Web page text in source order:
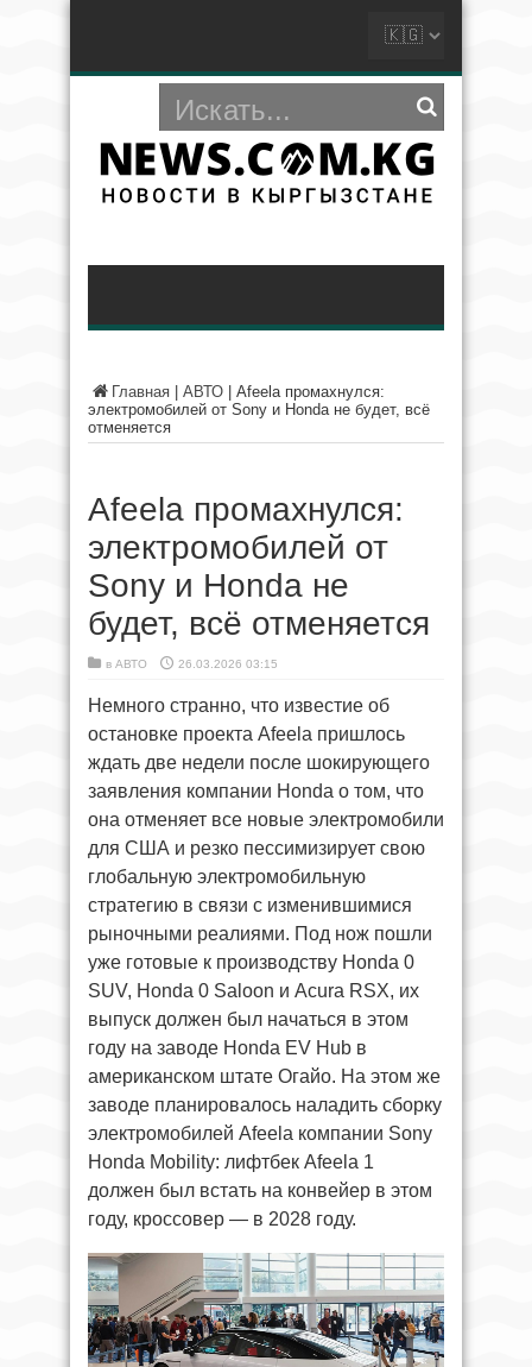
Главная АВТО
Afeela промахнулся:
электромобилей от Sony и Honda не будет, всё
отменяется
Afeela промахнулся:
электромобилей от
Sony и Honda не
будет, всё отменяется
в АВТО 26.03.2026 03:15
Немного странно, что известие об
остановке проекта Afeela пришлось
ждать две недели после шокирующего
заявления компании Honda о том, что
она отменяет все новые электромобили
для США и резко пессимизирует свою
глобальную электромобильную
стратегию в связи с изменившимися
рыночными реалиями. Под нож пошли
уже готовые к производству Honda 0
SUV, Honda 0 Saloon и Acura RSX, их
выпуск должен был начаться в этом
году на заводе Honda EV Hub в
американском штате Огайо. На этом же
заводе планировалось наладить сборку
электромобилей Afeela компании Sony
Honda Mobility: лифтбек Afeela 1
должен был встать на конвейер в этом
году, кроссовер — в 2028 году.